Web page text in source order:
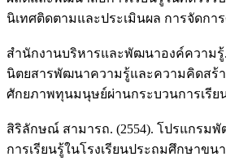
นิเทศติดตามและประเมินผล การจัดกา
สำนักงานบริหารและพัฒนาองค์ความรู้.
นิตยสารพัฒนาความรู้และความคิดสร้า
ศักยภาพทุนมนุษย์ผ่านกระบวนการเรีย
สิริลักษณ์ สามารถ. (2554). โปรแกรม
การเรียนรู้ในโรงเรียนประถมศึกษาข